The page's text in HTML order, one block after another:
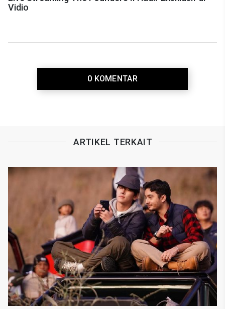
Vidio
0 KOMENTAR
ARTIKEL TERKAIT